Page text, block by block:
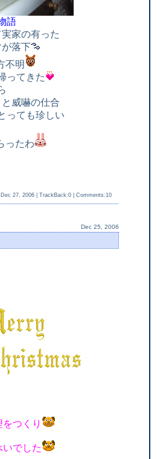
語
家の有った
が落下
不明
ってきた
威嚇の仕合
っても珍しい
ったわ
27, 2006 TrackBack:0 Comments:10
Dec 25, 2006
くり
した